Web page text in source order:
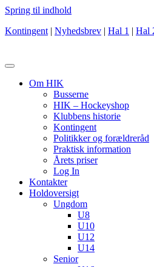
Spring til indhold
Kontingent | Nyhedsbrev | Hal 1 | Hal
Om HIK
Busserne
HIK – Hockeyshop
Klubbens historie
Kontingent
Politikker og forældreråd
Praktisk information
Årets priser
Log In
Kontakter
Holdoversigt
Ungdom
U8
U10
U12
U14
Senior